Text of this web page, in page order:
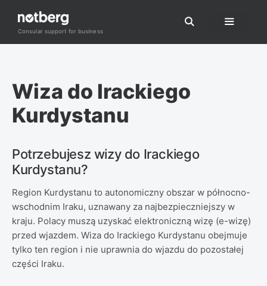
treści
Consular support for business
Wiza do Irackiego
Kurdystanu
Potrzebujesz wizy do Irackiego
Kurdystanu?
Region Kurdystanu to autonomiczny obszar w północno-
wschodnim Iraku, uznawany za najbezpieczniejszy w
kraju. Polacy muszą uzyskać elektroniczną wizę (e-wizę)
przed wjazdem. Wiza do Irackiego Kurdystanu obejmuje
tylko ten region i nie uprawnia do wjazdu do pozostałej
części Iraku.